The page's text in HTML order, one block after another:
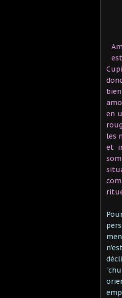
en
les
et